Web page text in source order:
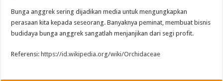
Bunga anggrek sering dijadikan media untuk mengungkapkan
perasaan kita kepada seseorang. Banyaknya peminat, membuat bisnis
budidaya bunga anggrek sangatlah menjanjikan dari segi profit.
Referensi:https://id.wikipedia.org/wiki/Orchidaceae